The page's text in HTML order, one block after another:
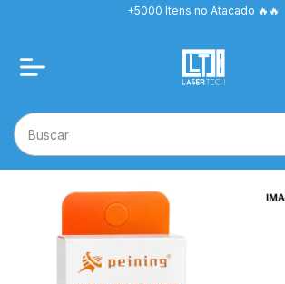
+5000 Itens no Atacado 🔥🔥